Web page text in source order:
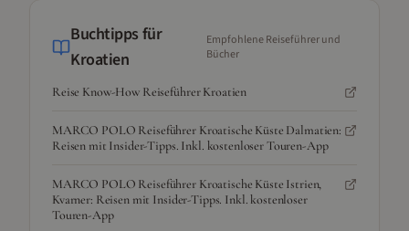
Buchtipps für
Kroatien
Empfohlene Reiseführer und
Bücher
Reise Know-How Reiseführer Kroatien
MARCO POLO Reiseführer Kroatische Küste Dalmatien:
Reisen mit Insider-Tipps. Inkl. kostenloser Touren-App
MARCO POLO Reiseführer Kroatische Küste Istrien,
Kvarner: Reisen mit Insider-Tipps. Inkl. kostenloser
Touren-App